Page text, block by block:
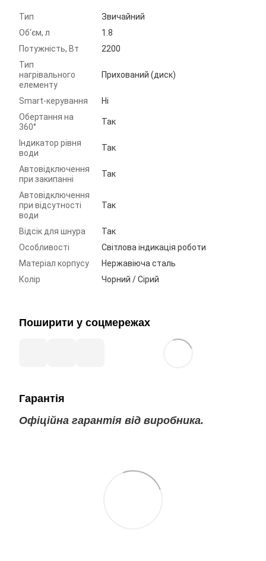
Тип
Звичайний
Об‘єм, л
1.8
Потужність, Вт
2200
Тип
нагрівального
елементу
Прихований (диск)
Smart-керування
Ні
Обертання на
360°
Так
Індикатор рівня
води
Так
Автовідключення
при закипанні
Так
Автовідключення
при відсутності
води
Так
Відсік для шнура
Так
Особливості
Світлова індикація роботи
Матеріал корпусу
Нержавіюча сталь
Колір
Чорний / Сірий
Поширити у соцмережах
Гарантія
Офіційна гарантія від виробника.